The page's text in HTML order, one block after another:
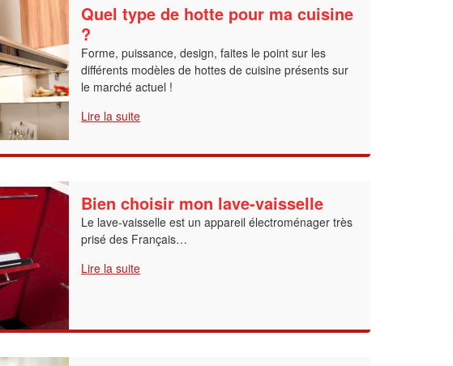
Quel type de hotte pour ma cuisine
?
Forme, puissance, design, faites le point sur les
différents modèles de hottes de cuisine présents sur
le marché actuel !
Lire la suite
Bien choisir mon lave-vaisselle
Le lave-vaisselle est un appareil électroménager très
prisé des Français…
Lire la suite
Vous êtes un
professionnel ?
En savoir plus